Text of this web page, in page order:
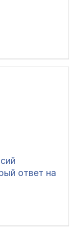
ответ на